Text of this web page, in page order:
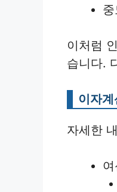
이처럼
습니다.
이자
자세한